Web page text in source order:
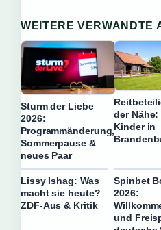
WEITERE VERWANDTE
Sturm der Liebe
2026:
Programmänderung,
Sommerpause &
neues Paar
der Nähe:
Kinder in
Lissy Ishag: Was
macht sie heute?
ZDF-Aus & Kritik
Spinbet
2026:
und